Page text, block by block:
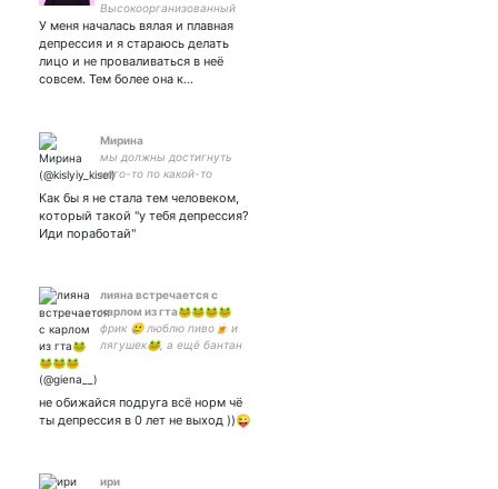
Высокоорганизованный
психопат, выживающий за
счёт непревзойденного
интеллекта и страдания
других людей
У меня началась вялая и плавная
депрессия и я стараюсь делать
лицо и не проваливаться в неё
совсем. Тем более она к…
Мирина
мы должны достигнуть
чего-то по какой-то
Как бы я не стала тем человеком,
который такой "у тебя депрессия?
Иди поработай"
лияна встречается с
карлом из гта🐸🐸🐸🐸
фрик 🥲 люблю пиво🍺 и
лягушек🐸, а ещё бантан
не обижайся подруга всё норм чё
ты депрессия в 0 лет не выход ))😜
ири